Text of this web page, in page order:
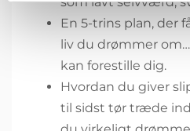
En 5-trins plan, der
liv du drømmer
kan forestille dig.
Hvordan du giver
til sidst tør træde